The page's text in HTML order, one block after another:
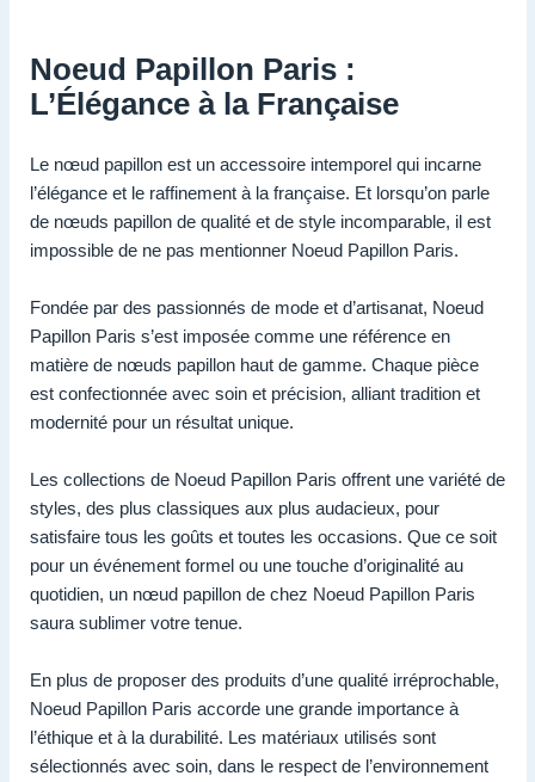
Noeud Papillon Paris :
L’Élégance à la Française
Le nœud papillon est un accessoire intemporel qui incarne
l’élégance et le raffinement à la française. Et lorsqu’on parle
de nœuds papillon de qualité et de style incomparable, il est
impossible de ne pas mentionner Noeud Papillon Paris.
Fondée par des passionnés de mode et d’artisanat, Noeud
Papillon Paris s’est imposée comme une référence en
matière de nœuds papillon haut de gamme. Chaque pièce
est confectionnée avec soin et précision, alliant tradition et
modernité pour un résultat unique.
Les collections de Noeud Papillon Paris offrent une variété de
styles, des plus classiques aux plus audacieux, pour
satisfaire tous les goûts et toutes les occasions. Que ce soit
pour un événement formel ou une touche d’originalité au
quotidien, un nœud papillon de chez Noeud Papillon Paris
saura sublimer votre tenue.
En plus de proposer des produits d’une qualité irréprochable,
Noeud Papillon Paris accorde une grande importance à
l’éthique et à la durabilité. Les matériaux utilisés sont
sélectionnés avec soin, dans le respect de l’environnement